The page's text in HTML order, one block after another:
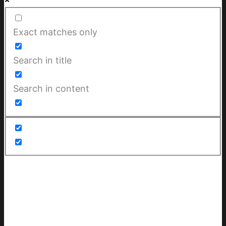
Exact matches only
Search in title
Search in content